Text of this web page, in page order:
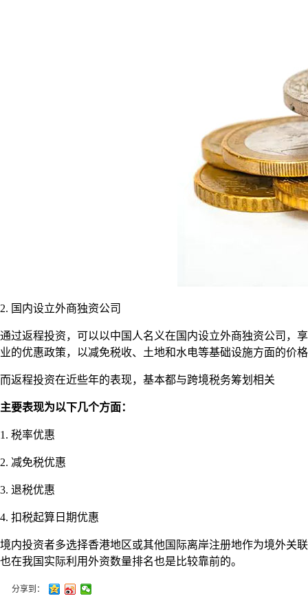
2. 国内设立外商独资公司
通过返程投资，可以以中国人名义在国内设立外商独资公司，
业的优惠政策，以减免税收、土地和水电等基础设施方面的价
而返程投资在近些年的表现，基本都与跨境税务筹划相关
主要表现为以下几个方面：
1. 税率优惠
2. 减免税优惠
3. 退税优惠
4. 扣税起算日期优惠
境内投资者多选择香港地区或其他国际离岸注册地作为境外关
也在我国实际利用外资数量排名也是比较靠前的。
分享到：